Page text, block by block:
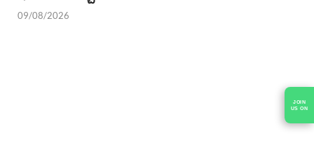
JOIN
US ON
09/08/2026